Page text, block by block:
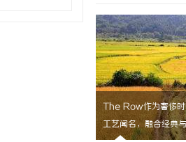
The Row作为奢侈时
工艺闻名，融合经典与